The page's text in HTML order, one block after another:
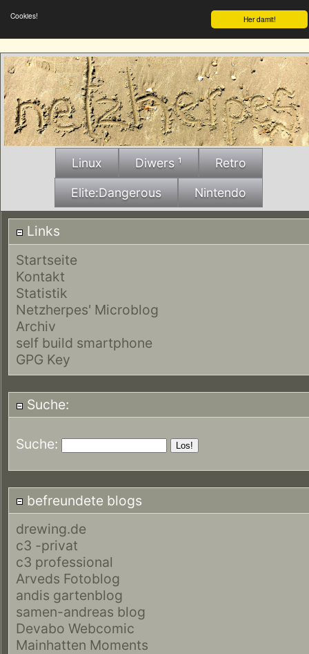
Her damit!
Cookies!
Linux Diwers ¹ Retro
Elite:Dangerous Nintendo
Links
Startseite
Kontakt
Statistik
Netzherpes' Microblog
Archiv
self build smartphone
GPG Key
Suche:
Suche:
befreundete blogs
drewing.de
c3 -privat
c3 professional
Arveds Fotoblog
andis gartenblog
samen-andreas blog
Devabo Webcomic
Mainhatten Moments